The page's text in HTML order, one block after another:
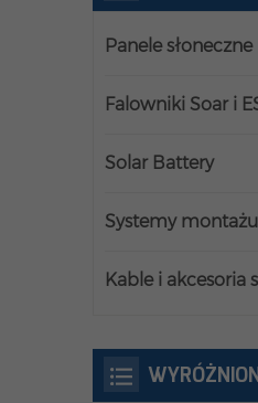
Panele słoneczne
Falowniki Soar i
Solar Battery
Systemy
Kable i akcesoria